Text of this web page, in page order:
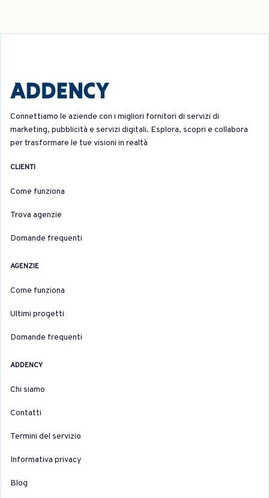
Connettiamo le aziende con i migliori fornitori di servizi di
marketing, pubblicità e servizi digitali. Esplora, scopri e collabora
per trasformare le tue visioni in realtà
CLIENTI
Come funziona
Trova agenzie
Domande frequenti
AGENZIE
Come funziona
Ultimi progetti
Domande frequenti
ADDENCY
Chi siamo
Contatti
Termini del servizio
Informativa privacy
Blog